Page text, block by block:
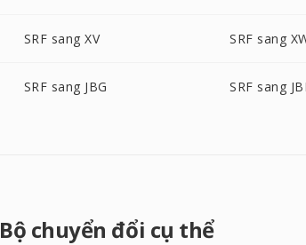
SRF sang XV SRF sang
SRF sang JBG SRF sang
Bộ chuyển đổi cụ thể